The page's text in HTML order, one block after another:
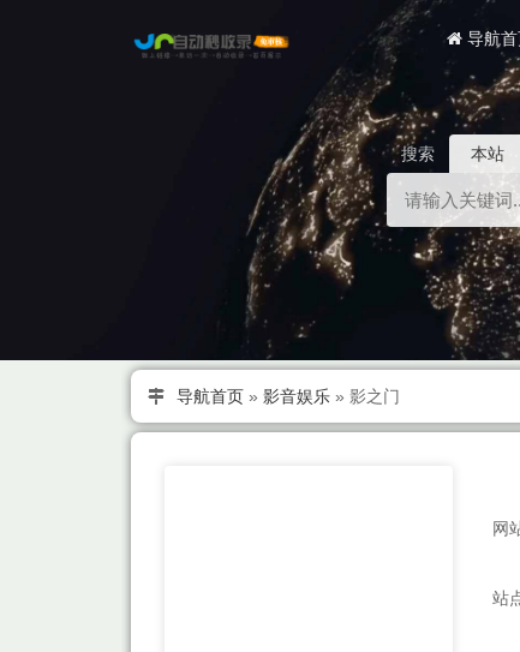
导航
搜索 本站
导航首页» 影音娱乐» 影之门
网
站